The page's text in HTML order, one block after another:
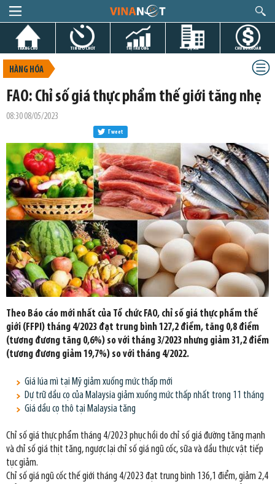
TRANG CHỦ TIN GIỜ CHÓT THỊ TRƯỜNG DỰ ÁN CHỨNG KHOÁN
HÀNG HÓA
FAO: Chỉ số giá thực phẩm thế giới tăng nhẹ
08:30 08/05/2023
Tweet
Theo Báo cáo mới nhất của Tổ chức FAO, chỉ số giá thực phẩm thế
giới (FFPI) tháng 4/2023 đạt trung bình 127,2 điểm, tăng 0,8 điểm
(tương đương tăng 0,6%) so với tháng 3/2023 nhưng giảm 31,2 điểm
(tương đương giảm 19,7%) so với tháng 4/2022.
Giá lúa mì tại Mỹ giảm xuống mức thấp mới
Dự trữ dầu cọ của Malaysia giảm xuống mức thấp nhất trong 11 tháng
Giá dầu cọ thô tại Malaysia tăng
Chỉ số giá thực phẩm tháng 4/2023 phục hồi do chỉ số giá đường tăng mạnh
và chỉ số giá thịt tăng, ngược lại chỉ số giá ngũ cốc, sữa và dầu thực vật tiếp
tục giảm.
Chỉ số giá ngũ cốc thế giới tháng 4/2023 đạt trung bình 136,1 điểm, giảm 2,4